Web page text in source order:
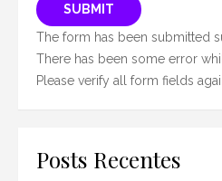
SUBMIT
The form has been submitted
There has been some error
Please verify all form fields
Posts Recentes